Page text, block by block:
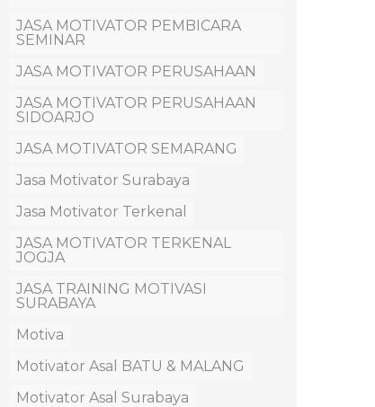
JASA MOTIVATOR PEMBICARA
SEMINAR
JASA MOTIVATOR PERUSAHAAN
JASA MOTIVATOR PERUSAHAAN
SIDOARJO
JASA MOTIVATOR SEMARANG
Jasa Motivator Surabaya
Jasa Motivator Terkenal
JASA MOTIVATOR TERKENAL
JOGJA
JASA TRAINING MOTIVASI
SURABAYA
Motiva
Motivator Asal BATU & MALANG
Motivator Asal Surabaya